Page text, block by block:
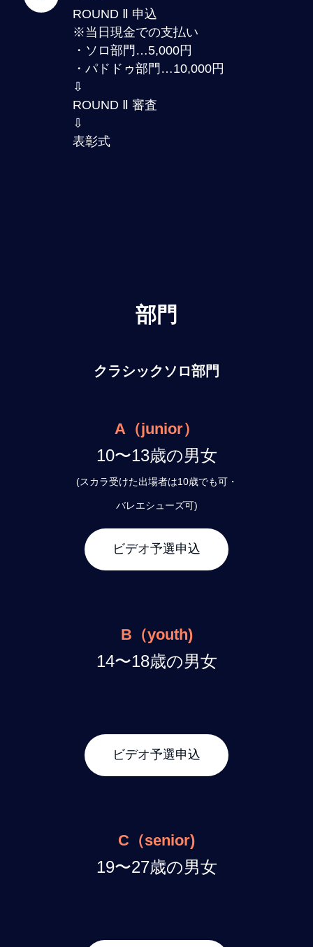
ROUND Ⅱ 申込
※当日現金での支払い
・ソロ部門…5,000円
・パドドゥ部門…10,000円
⇩
ROUND Ⅱ 審査
⇩
表彰式
部門
クラシックソロ部門
A（junior）
10〜13歳の男女
(スカラ受けた出場者は10歳でも可・
バレエシューズ可)
ビデオ予選申込
B（youth)
14〜18歳の男女
ビデオ予選申込
C（senior)
19〜27歳の男女